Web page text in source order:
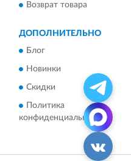
Возврат товара
ДОПОЛНИТЕЛЬНО
Блог
Новинки
Скидки
Политика
конфиденциальности